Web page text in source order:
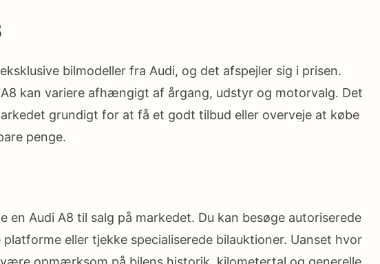
bilmodeller fra Audi, og det afspejler sig i prisen.
kan variere afhængigt af årgang, udstyr og motorvalg. Det
grundigt for at få et godt tilbud eller overveje at købe
penge.
en Audi A8 til salg på markedet. Du kan besøge autoriserede
eller tjekke specialiserede bilauktioner. Uanset hvor